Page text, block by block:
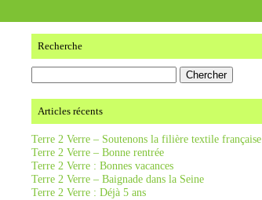
Recherche
Articles récents
Terre 2 Verre – Soutenons la filière textile française
Terre 2 Verre – Bonne rentrée
Terre 2 Verre : Bonnes vacances
Terre 2 Verre – Baignade dans la Seine
Terre 2 Verre : Déjà 5 ans